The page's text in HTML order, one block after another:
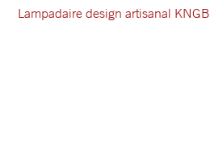
Lampadaire design artisanal KNGB